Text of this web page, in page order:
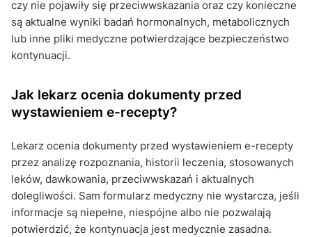
czy nie pojawiły się przeciwwskazania oraz czy konieczne
są aktualne wyniki badań hormonalnych, metabolicznych
lub inne pliki medyczne potwierdzające bezpieczeństwo
kontynuacji.
Jak lekarz ocenia dokumenty przed
wystawieniem e-recepty?
Lekarz ocenia dokumenty przed wystawieniem e-recepty
przez analizę rozpoznania, historii leczenia, stosowanych
leków, dawkowania, przeciwwskazań i aktualnych
dolegliwości. Sam formularz medyczny nie wystarcza, jeśli
informacje są niepełne, niespójne albo nie pozwalają
potwierdzić, że kontynuacja jest medycznie zasadna.